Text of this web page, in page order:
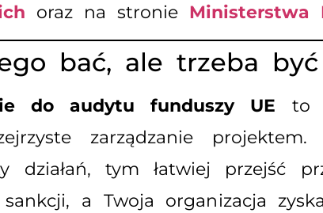
oraz na stronie Ministerstwa
bać, ale trzeba
do audytu funduszy UE to
zarządzanie
działań, tym łatwiej przejść
a Twoja organizacja